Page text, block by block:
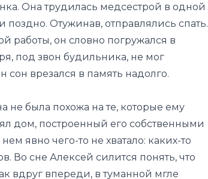
Она трудилась медсестрой в одной
Отужинав, отправлялись спать.
работы, он словно погружался в
под звон будильника, не мог
сон врезался в память надолго.
была похожа на те, которые ему
дом, построенный его собственными
явно чего-то не хватало: каких-то
Во сне Алексей силится понять, что
вдруг впереди, в туманной мгле